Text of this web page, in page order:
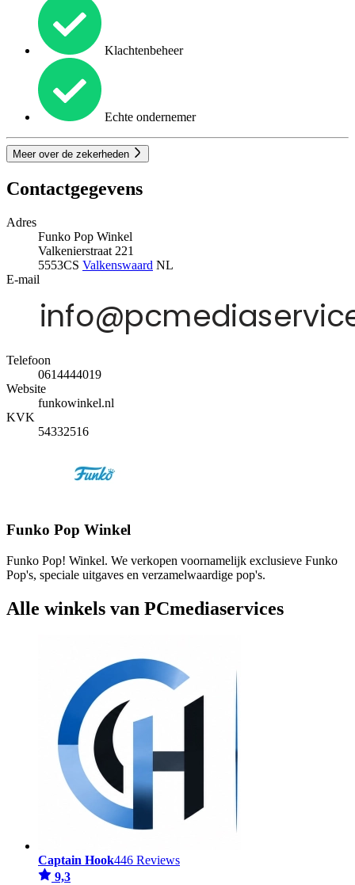
Klachtenbeheer
Echte ondernemer
Meer over de zekerheden
Contactgegevens
Adres
Funko Pop Winkel
Valkenierstraat 221
5553CS Valkenswaard NL
E-mail
Telefoon
0614444019
Website
funkowinkel.nl
KVK
54332516
Funko Pop Winkel
Funko Pop! Winkel. We verkopen voornamelijk exclusieve Funko
Pop's, speciale uitgaves en verzamelwaardige pop's.
Alle winkels van PCmediaservices
Captain Hook446 Reviews
9,3